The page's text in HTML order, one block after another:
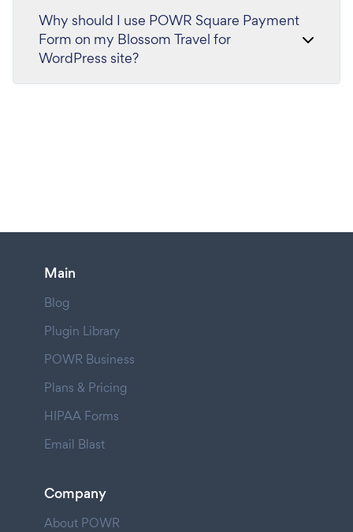
Why should I use POWR Square Payment
Form on my Blossom Travel for
WordPress site?
Main
Blog
Plugin Library
POWR Business
Plans & Pricing
HIPAA Forms
Email Blast
Company
About POWR